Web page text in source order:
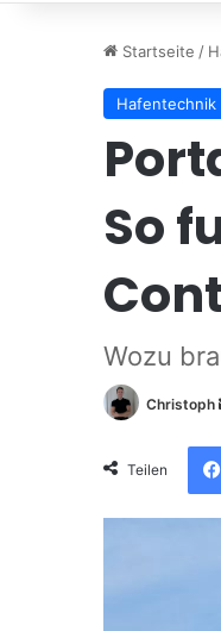
Startseite /
Hafentechnik
So
Wozu
Christoph
Teilen